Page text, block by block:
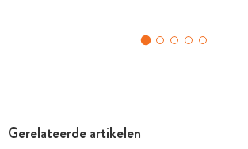
Gerelateerde artikelen